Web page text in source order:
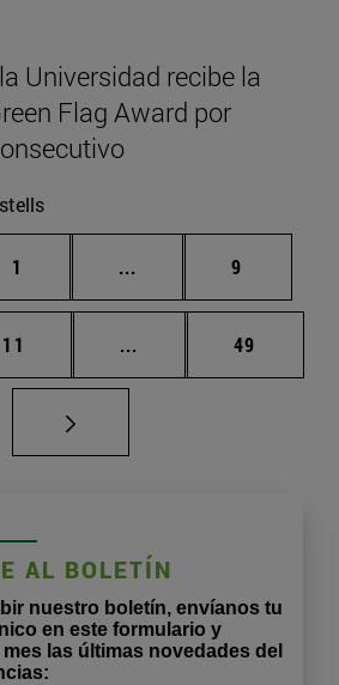
Universidad recibe la
Flag Award por
Página
1 ... Páginas intermedias
Página
9
Página
11 ... Páginas intermedias
Página
49
AL BOLETÍN
nuestro boletín, envíanos tu
en este formulario y
las últimas novedades del